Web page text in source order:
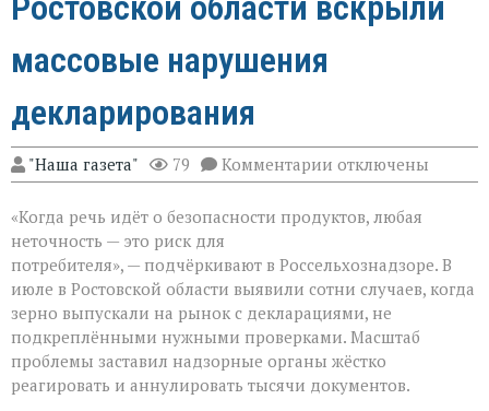
массовые нарушения
декларирования
"Наша газета" 79 Комментарии к
записи
под
Ростовской
области
вскрыли
массовые
нарушения
декларирования
отключены
«Когда речь идёт о безопасности продуктов, любая
неточность — это риск для
потребителя», — подчёркивают в Россельхознадзоре. В
июле в Ростовской области выявили сотни случаев, когда
зерно выпускали на рынок с декларациями, не
подкреплёнными нужными проверками. Масштаб
проблемы заставил надзорные органы жёстко
реагировать и аннулировать тысячи документов.